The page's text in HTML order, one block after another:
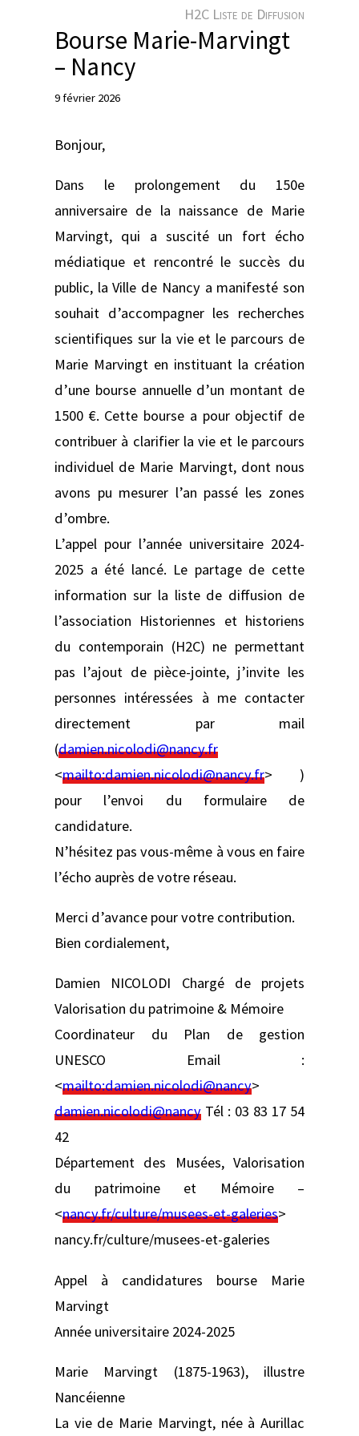
H2C Liste de Diffusion
Bourse Marie-Marvingt
– Nancy
9 février 2026
Bonjour,
Dans le prolongement du 150e
anniversaire de la naissance de Marie
Marvingt, qui a suscité un fort écho
médiatique et rencontré le succès du
public, la Ville de Nancy a manifesté son
souhait d’accompagner les recherches
scientifiques sur la vie et le parcours de
Marie Marvingt en instituant la création
d’une bourse annuelle d’un montant de
1500 €. Cette bourse a pour objectif de
contribuer à clarifier la vie et le parcours
individuel de Marie Marvingt, dont nous
avons pu mesurer l’an passé les zones
d’ombre.
L’appel pour l’année universitaire 2024-
2025 a été lancé. Le partage de cette
information sur la liste de diffusion de
l’association Historiennes et historiens
du contemporain (H2C) ne permettant
pas l’ajout de pièce-jointe, j’invite les
personnes intéressées à me contacter
directement par mail
(damien.nicolodi@nancy.fr
<mailto:damien.nicolodi@nancy.fr> )
pour l’envoi du formulaire de
candidature.
N’hésitez pas vous-même à vous en faire
l’écho auprès de votre réseau.
Merci d’avance pour votre contribution.
Bien cordialement,
Damien NICOLODI Chargé de projets
Valorisation du patrimoine & Mémoire
Coordinateur du Plan de gestion
UNESCO Email :
<mailto:damien.nicolodi@nancy>
damien.nicolodi@nancy Tél : 03 83 17 54
42
Département des Musées, Valorisation
du patrimoine et Mémoire –
<nancy.fr/culture/musees-et-galeries>
nancy.fr/culture/musees-et-galeries
Appel à candidatures bourse Marie
Marvingt
Année universitaire 2024-2025
Marie Marvingt (1875-1963), illustre
Nancéienne
La vie de Marie Marvingt, née à Aurillac